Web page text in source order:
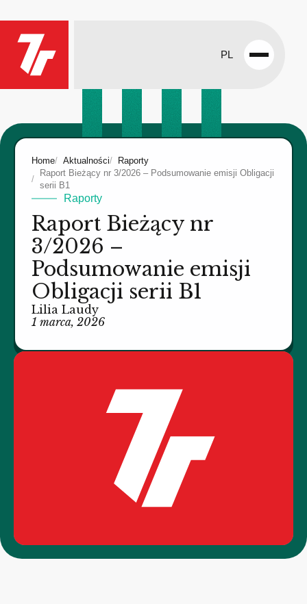
PL
Open
Home Aktualności
Raporty
Raport Bieżący nr 3/2026 – Podsumowanie emisji Obligacji
serii B1
Raporty
Raport Bieżący nr
3/2026 –
Podsumowanie emisji
Obligacji serii B1
Lilia Laudy
1 marca, 2026